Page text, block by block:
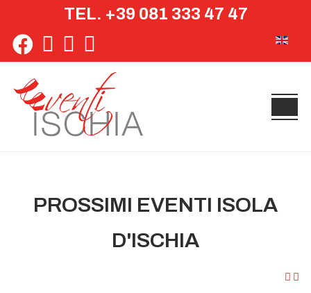
TEL. +39 081 333 47 47
PROSSIMI EVENTI ISOLA
D'ISCHIA